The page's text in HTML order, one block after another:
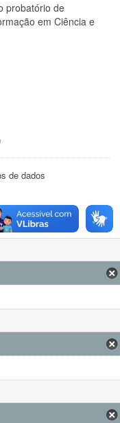
probatório de
em Ciência e
de dados